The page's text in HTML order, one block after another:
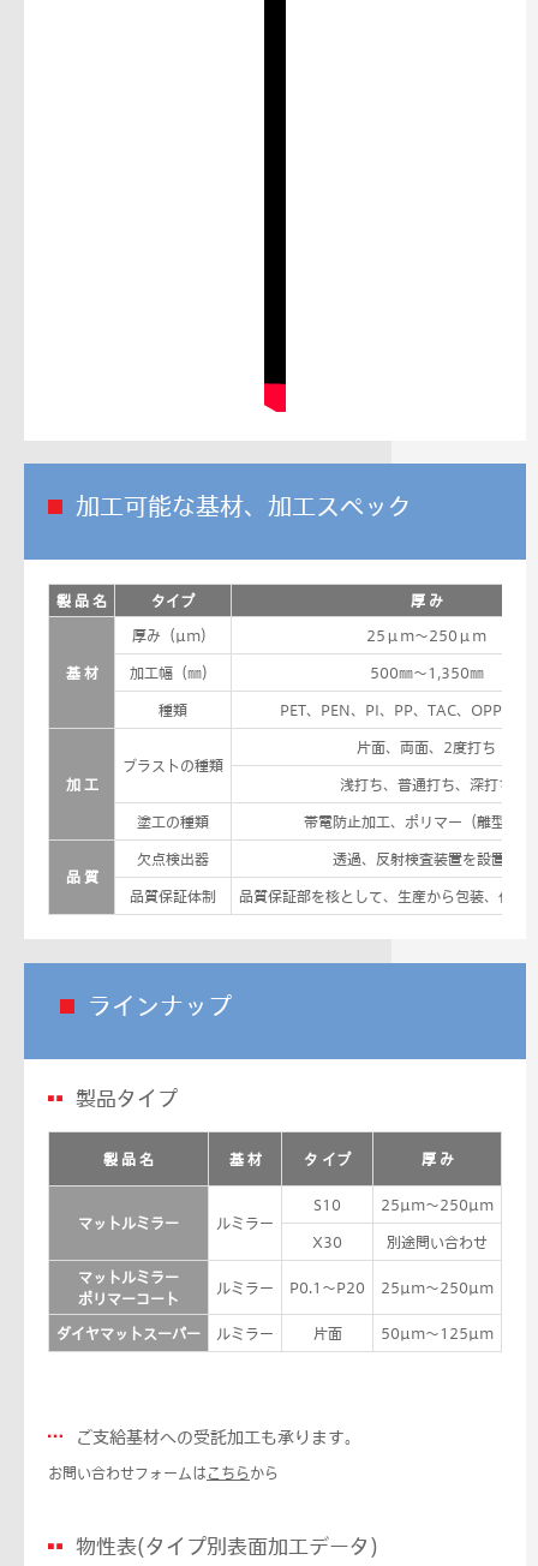
加工可能な基材、加工スペック
製 品 名 タイプ 厚 み
基 材
厚み（µm）
25μm〜250μm
加工幅（㎜）
500㎜～1,350㎜
種類
PET、PEN、PI、PP、TAC、OPP、
加 工
ブラストの種類
片面、両面、2度打ち
浅打ち、普通打ち、深打ち
塗工の種類
帯電防止加工、ポリマー（離型）加
品 質
欠点検出器
透過、反射検査装置を設置済
品質保証体制
品質保証部を核として、生産から包装、仕上
ラインナップ
製品タイプ
製 品 名 基 材 タ イプ 厚 み
マットルミラー ルミラー
S10
25µm〜250µm
X30
別途問い合わせ
マットルミラー
ポリマーコート
ルミラー P0.1〜P20 25µm〜250µm
ダイヤマットスーパー ルミラー 片面 50µm〜125µm
ご支給基材への受託加工も承ります。
お問い合わせフォームはこちらから
物性表(タイプ別表面加工データ)